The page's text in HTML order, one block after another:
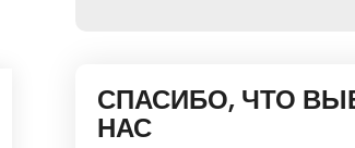
СПАСИБО, ЧТО
НАС